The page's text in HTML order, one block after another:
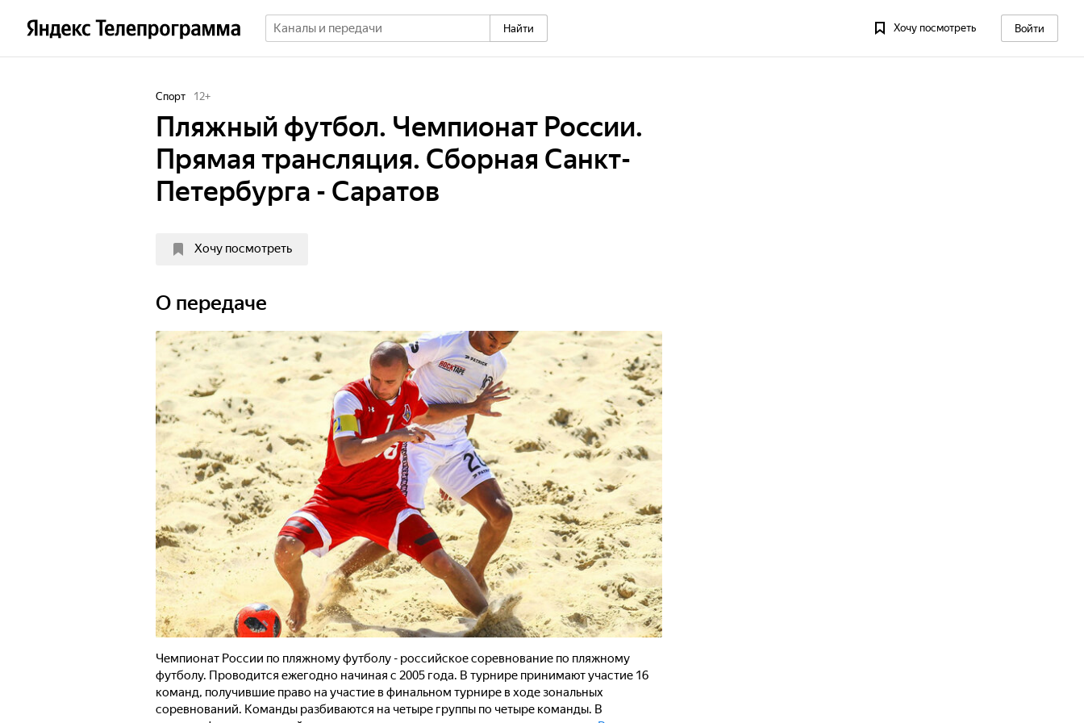
Найти Хочу посмотреть Войти
Спорт 12+
Пляжный футбол. Чемпионат России.
Прямая трансляция. Сборная Санкт-
Петербурга - Саратов
Хочу посмотреть
О передаче
Чемпионат России по пляжному футболу - российское соревнование по пляжному
футболу. Проводится ежегодно начиная с 2005 года. В турнире принимают участие 16
команд, получившие право на участие в финальном турнире в ходе зональных
соревнований. Команды разбиваются на четыре группы по четыре команды. В